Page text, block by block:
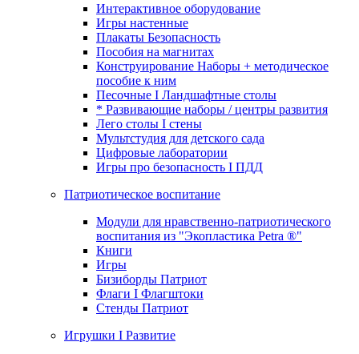
Интерактивное оборудование
Игры настенные
Плакаты Безопасность
Пособия на магнитах
Конструирование Наборы + методическое
пособие к ним
Песочные I Ландшафтные столы
* Развивающие наборы / центры развития
Лего столы I стены
Мультстудия для детского сада
Цифровые лаборатории
Игры про безопасность I ПДД
Патриотическое воспитание
Модули для нравственно-патриотического
воспитания из "Экопластика Petra ®"
Книги
Игры
Бизиборды Патриот
Флаги I Флагштоки
Стенды Патриот
Игрушки I Развитие